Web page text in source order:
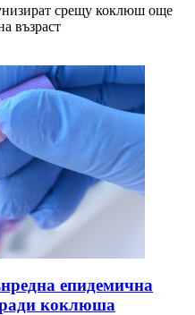
срещу коклюш още
възраст
епидемична
коклюша